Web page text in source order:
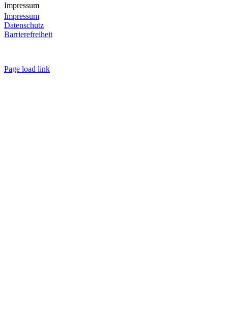
Impressum
Impressum
Datenschutz
Barrierefreiheit
Page load link